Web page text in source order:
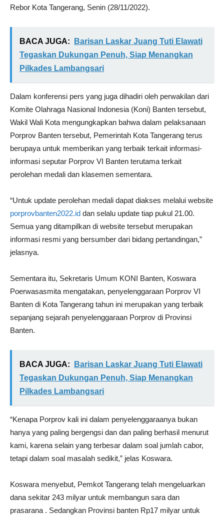
Rebor Kota Tangerang, Senin (28/11/2022).
BACA JUGA:
Barisan Laskar Juang Tuti Elawati
Tegaskan Dukungan Penuh, Siap Menangkan
Pilkades Lambangsari
Dalam konferensi pers yang juga dihadiri oleh perwakilan dari
Komite Olahraga Nasional Indonesia (Koni) Banten tersebut,
Wakil Wali Kota mengungkapkan bahwa dalam pelaksanaan
Porprov Banten tersebut, Pemerintah Kota Tangerang terus
berupaya untuk memberikan yang terbaik terkait informasi-
informasi seputar Porprov VI Banten terutama terkait
perolehan medali dan klasemen sementara.
“Untuk update perolehan medali dapat diakses melalui website
porprovbanten2022.id dan selalu update tiap pukul 21.00.
Semua yang ditampilkan di website tersebut merupakan
informasi resmi yang bersumber dari bidang pertandingan,”
jelasnya.
Sementara itu, Sekretaris Umum KONI Banten, Koswara
Poerwasasmita mengatakan, penyelenggaraan Porprov VI
Banten di Kota Tangerang tahun ini merupakan yang terbaik
sepanjang sejarah penyelenggaraan Porprov di Provinsi
Banten.
BACA JUGA:
Barisan Laskar Juang Tuti Elawati
Tegaskan Dukungan Penuh, Siap Menangkan
Pilkades Lambangsari
“Kenapa Porprov kali ini dalam penyelenggaraanya bukan
hanya yang paling bergengsi dan dan paling berhasil menurut
kami, karena selain yang terbesar dalam soal jumlah cabor,
tetapi dalam soal masalah sedikit,” jelas Koswara.
Koswara menyebut, Pemkot Tangerang telah mengeluarkan
dana sekitar 243 milyar untuk membangun sara dan
prasarana . Sedangkan Provinsi banten Rp17 milyar untuk